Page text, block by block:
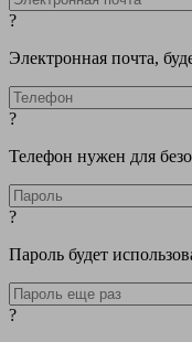
?
Электронная почта,
?
Телефон нужен для
?
Пароль будет
?